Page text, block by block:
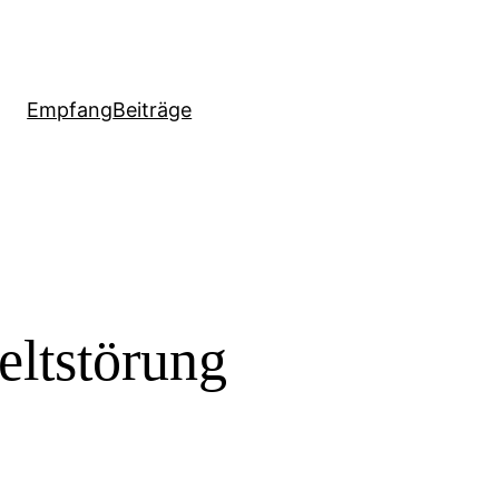
EmpfangBeiträge